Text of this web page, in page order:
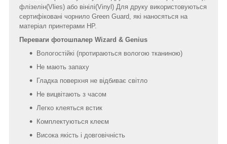
флізелін(Vlies) або вінілі(Vinyl) Для друку використовуються
сертифіковані чорнило Green Guard, які наносяться на
матеріал принтерами HP.
Переваги фотошпалер Wizard & Genius
Вологостійкі (протираються вологою тканиною)
Не мають запаху
Гладка поверхня не відбиває світло
Не вицвітають з часом
Легко клеяться встик
Комплектуються клеєм
Висока якість і довговічність